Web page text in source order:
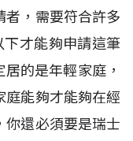
，需要符合許多
才能夠申請這筆
的是年輕家庭，
庭能夠才能夠在經
你還必須要是瑞士